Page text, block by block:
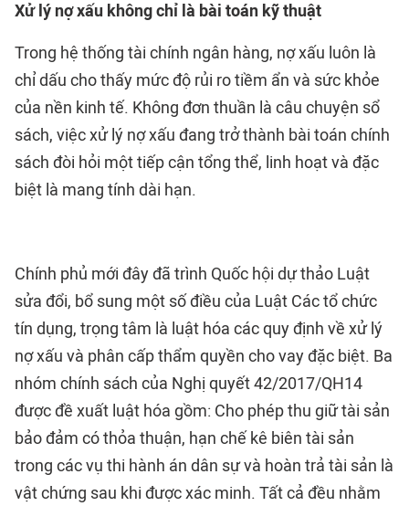
Xử lý nợ xấu không chỉ là bài toán kỹ thuật
Trong hệ thống tài chính ngân hàng, nợ xấu luôn là
chỉ dấu cho thấy mức độ rủi ro tiềm ẩn và sức khỏe
của nền kinh tế. Không đơn thuần là câu chuyện sổ
sách, việc xử lý nợ xấu đang trở thành bài toán chính
sách đòi hỏi một tiếp cận tổng thể, linh hoạt và đặc
biệt là mang tính dài hạn.
Chính phủ mới đây đã trình Quốc hội dự thảo Luật
sửa đổi, bổ sung một số điều của Luật Các tổ chức
tín dụng, trọng tâm là luật hóa các quy định về xử lý
nợ xấu và phân cấp thẩm quyền cho vay đặc biệt. Ba
nhóm chính sách của Nghị quyết 42/2017/QH14
được đề xuất luật hóa gồm: Cho phép thu giữ tài sản
bảo đảm có thỏa thuận, hạn chế kê biên tài sản
trong các vụ thi hành án dân sự và hoàn trả tài sản là
vật chứng sau khi được xác minh. Tất cả đều nhằm